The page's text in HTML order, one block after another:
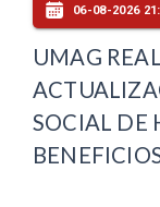
06-08-2026
UMAG
SOCIAL DE